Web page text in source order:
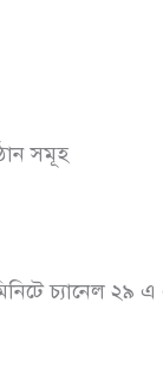
সমূহ
চ্যানেল ২৯ এ